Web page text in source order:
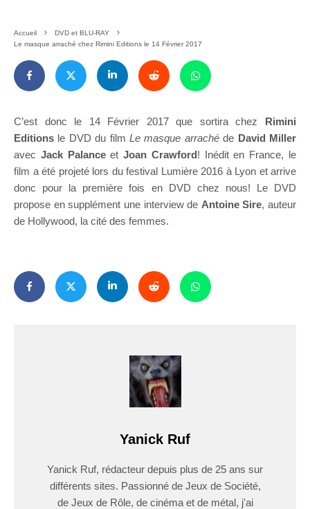
Accueil
DVD et BLU-RAY
Le masque arraché chez Rimini Editions le 14 Février 2017
C’est donc le 14 Février 2017 que sortira chez Rimini
Editions le DVD du film Le masque arrachéde David Miller
avec Jack PalanceetJoan Crawford! Inédit en France, le
film a été projeté lors du festival Lumière 2016 à Lyon et arrive
donc pour la première fois en DVD chez nous! Le DVD
propose en supplément une interview de Antoine Sire, auteur
de Hollywood, la cité des femmes.
Yanick Ruf
Yanick Ruf, rédacteur depuis plus de 25 ans sur
différents sites. Passionné de Jeux de Société,
de Jeux de Rôle, de cinéma et de métal, j'ai